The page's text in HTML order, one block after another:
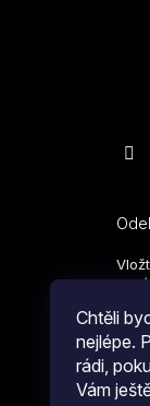
Chtěli
nejlépe.
rádi,
Vám
E-